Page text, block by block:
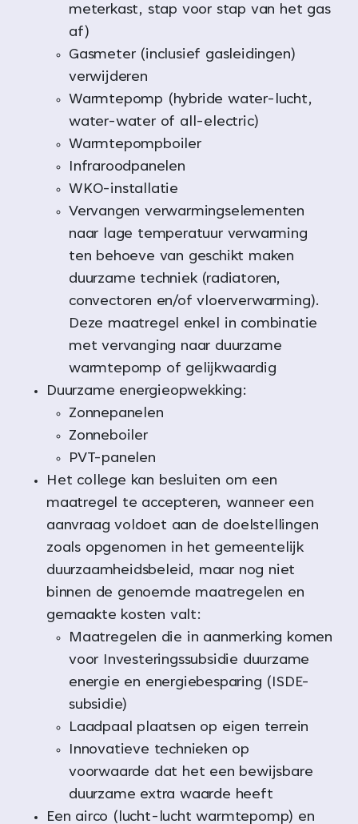
meterkast, stap voor stap van het gas
af)
Gasmeter (inclusief gasleidingen)
verwijderen
Warmtepomp (hybride water-lucht,
water-water of all-electric)
Warmtepompboiler
Infraroodpanelen
WKO-installatie
Vervangen verwarmingselementen
naar lage temperatuur verwarming
ten behoeve van geschikt maken
duurzame techniek (radiatoren,
convectoren en/of vloerverwarming).
Deze maatregel enkel in combinatie
met vervanging naar duurzame
warmtepomp of gelijkwaardig
Duurzame energieopwekking:
Zonnepanelen
Zonneboiler
PVT-panelen
Het college kan besluiten om een
maatregel te accepteren, wanneer een
aanvraag voldoet aan de doelstellingen
zoals opgenomen in het gemeentelijk
duurzaamheidsbeleid, maar nog niet
binnen de genoemde maatregelen en
gemaakte kosten valt:
Maatregelen die in aanmerking komen
voor Investeringssubsidie duurzame
energie en energiebesparing (ISDE-
subsidie)
Laadpaal plaatsen op eigen terrein
Innovatieve technieken op
voorwaarde dat het een bewijsbare
duurzame extra waarde heeft
Een airco (lucht-lucht warmtepomp) en